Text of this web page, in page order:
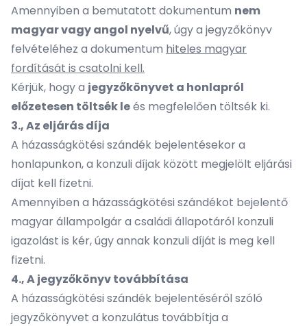
Amennyiben a bemutatott dokumentum nem
magyar vagy angol nyelvű, úgy a jegyzőkönyv
felvételéhez a dokumentum hiteles magyar
fordítását is csatolni kell.
Kérjük, hogy a jegyzőkönyvet a honlapról
előzetesen töltsék leés megfelelően töltsék ki.
3., Az eljárás díja
A házasságkötési szándék bejelentésekor a
honlapunkon, a konzuli díjak között megjelölt eljárási
díjat kell fizetni.
Amennyiben a házasságkötési szándékot bejelentő
magyar állampolgár a családi állapotáról konzuli
igazolást is kér, úgy annak konzuli díját is meg kell
fizetni.
4., A jegyzőkönyv továbbítása
A házasságkötési szándék bejelentéséről szóló
jegyzőkönyvet a konzulátus továbbítja a